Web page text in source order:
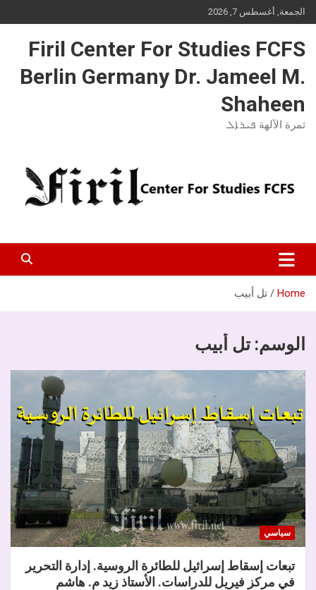
Skip
to
الجمعة, أغسطس 7, 2026
Firil Center For Studies FCFS
Berlin Germany Dr. Jameel M.
Shaheen
ثمرة الآلهة ܦܝܪܐܠ
Home تل أبيب
الوسم:تل أبيب
سياسي
تبعات إسقاط إسرائيل للطائرة الروسية. إدارة التحرير
في مركز فيريل للدراسات. الأستاذ زيد م. هاشم